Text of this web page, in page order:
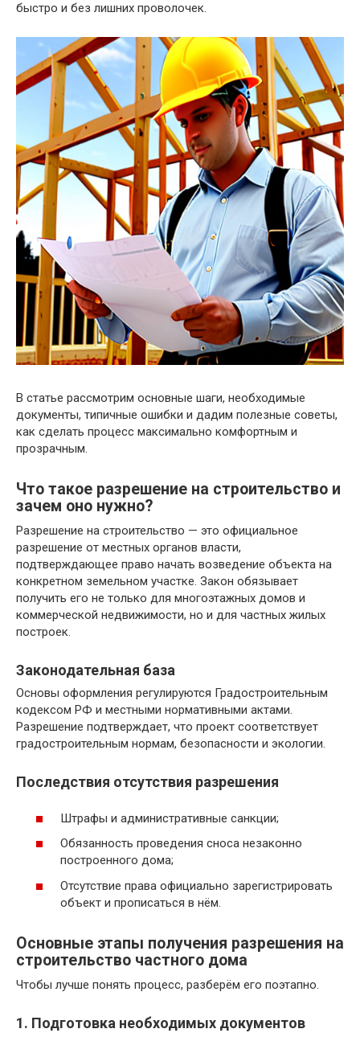
быстро и без лишних проволочек.
В статье рассмотрим основные шаги, необходимые
документы, типичные ошибки и дадим полезные советы,
как сделать процесс максимально комфортным и
прозрачным.
Что такое разрешение на строительство и
зачем оно нужно?
Разрешение на строительство — это официальное
разрешение от местных органов власти,
подтверждающее право начать возведение объекта на
конкретном земельном участке. Закон обязывает
получить его не только для многоэтажных домов и
коммерческой недвижимости, но и для частных жилых
построек.
Законодательная база
Основы оформления регулируются Градостроительным
кодексом РФ и местными нормативными актами.
Разрешение подтверждает, что проект соответствует
градостроительным нормам, безопасности и экологии.
Последствия отсутствия разрешения
Штрафы и административные санкции;
Обязанность проведения сноса незаконно
построенного дома;
Отсутствие права официально зарегистрировать
объект и прописаться в нём.
Основные этапы получения разрешения на
строительство частного дома
Чтобы лучше понять процесс, разберём его поэтапно.
1. Подготовка необходимых документов